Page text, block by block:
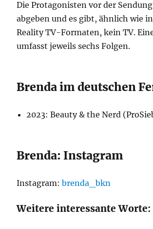
Die Protagonisten vor der
abgeben und es gibt, ähnlich wie
Reality TV-Formaten, kein TV.
umfasst jeweils sechs Folgen.
Brenda im deutschen
2023: Beauty & the Nerd
Brenda: Instagram
Instagram:brenda_bkn
Weitere interessante Worte: